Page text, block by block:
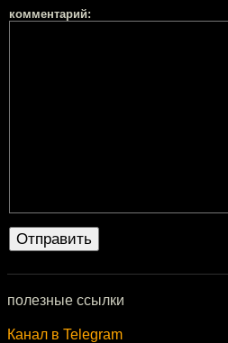
комментарий:
полезные ссылки
Канал в Telegram